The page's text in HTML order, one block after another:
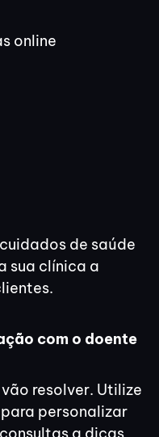
online
de saúde
sua clínica a
com o doente
resolver. Utilize
personalizar